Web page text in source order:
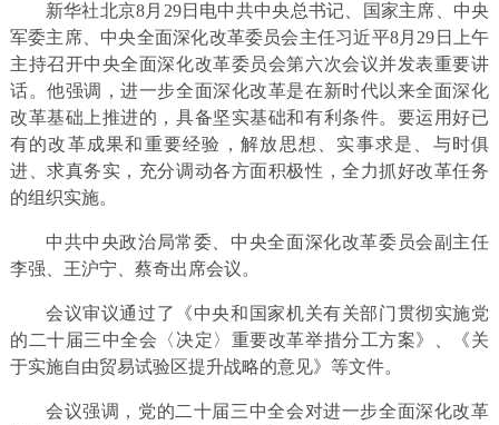
新华社北京8月29日电中共中央总书记、国家主席、中央
军委主席、中央全面深化改革委员会主任习近平8月29日上午
主持召开中央全面深化改革委员会第六次会议并发表重要讲
话。他强调，进一步全面深化改革是在新时代以来全面深化
改革基础上推进的，具备坚实基础和有利条件。要运用好已
有的改革成果和重要经验，解放思想、实事求是、与时俱
进、求真务实，充分调动各方面积极性，全力抓好改革任务
的组织实施。
中共中央政治局常委、中央全面深化改革委员会副主任
李强、王沪宁、蔡奇出席会议。
会议审议通过了《中央和国家机关有关部门贯彻实施党
的二十届三中全会〈决定〉重要改革举措分工方案》、《关
于实施自由贸易试验区提升战略的意见》等文件。
会议强调，党的二十届三中全会对进一步全面深化改革